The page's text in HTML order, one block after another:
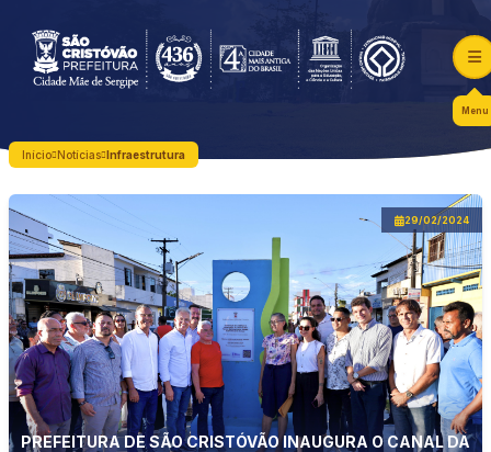
Menu
Início Notícias Infraestrutura
29/02/2024
PREFEITURA DE SÃO CRISTÓVÃO INAUGURA O CANAL DA